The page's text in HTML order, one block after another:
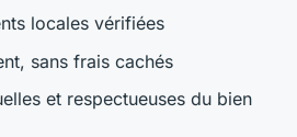
locales vérifiées
sans frais cachés
et respectueuses du bien